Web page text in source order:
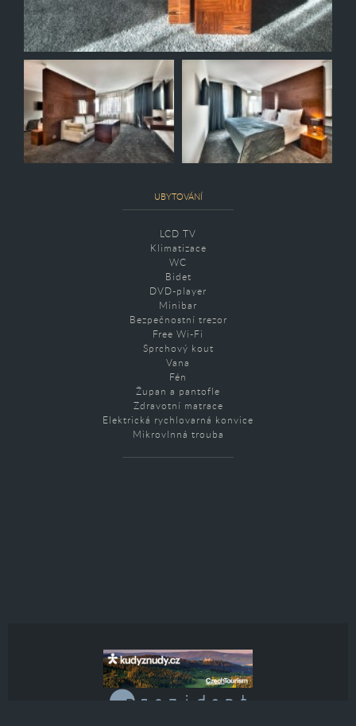
UBYTOVÁNÍ
LCD TV
Klimatizace
WC
Bidet
DVD-player
Minibar
Bezpečnostní trezor
Free Wi-Fi
Sprchový kout
Vana
Fén
Župan a pantofle
Zdravotní matrace
Elektrická rychlovarná konvice
Mikrovlnná trouba